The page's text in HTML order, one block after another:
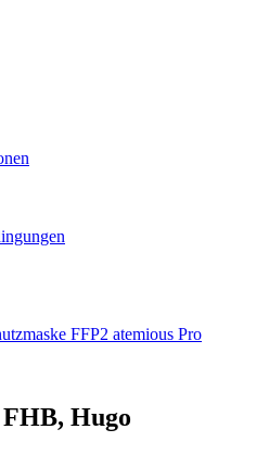
FFP2 atemious Pro
Hugo